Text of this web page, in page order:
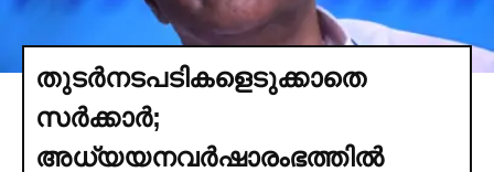
തുടര്‍നടപടികളെടുക്കാതെ
സര്‍ക്കാര്‍;
അധ്യയനവര്‍ഷാരംഭത്തില്‍